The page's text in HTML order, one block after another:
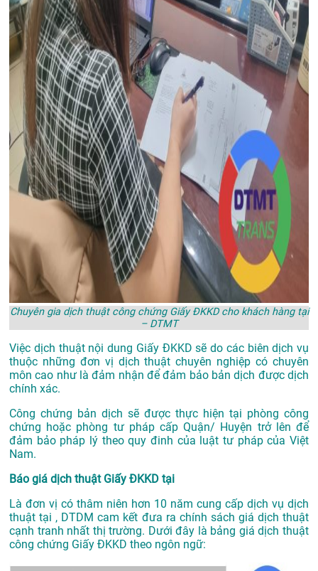
Chuyên gia dịch thuật công chứng Giấy ĐKKD cho khách hàng tại
– DTMT
Việc dịch thuật nội dung Giấy ĐKKD sẽ do các biên dịch vụ
thuộc những đơn vị dịch thuật chuyên nghiệp có chuyên
môn cao như là đảm nhận để đảm bảo bản dịch được dịch
chính xác.
Công chứng bản dịch sẽ được thực hiện tại phòng công
chứng hoặc phòng tư pháp cấp Quận/ Huyện trở lên để
đảm bảo pháp lý theo quy đinh của luật tư pháp của Việt
Nam.
Báo giá dịch thuật Giấy ĐKKD tại
Là đơn vị có thâm niên hơn 10 năm cung cấp dịch vụ dịch
thuật tại , DTDM cam kết đưa ra chính sách giá dịch thuật
cạnh tranh nhất thị trường. Dưới đây là bảng giá dịch thuật
công chứng Giấy ĐKKD theo ngôn ngữ: